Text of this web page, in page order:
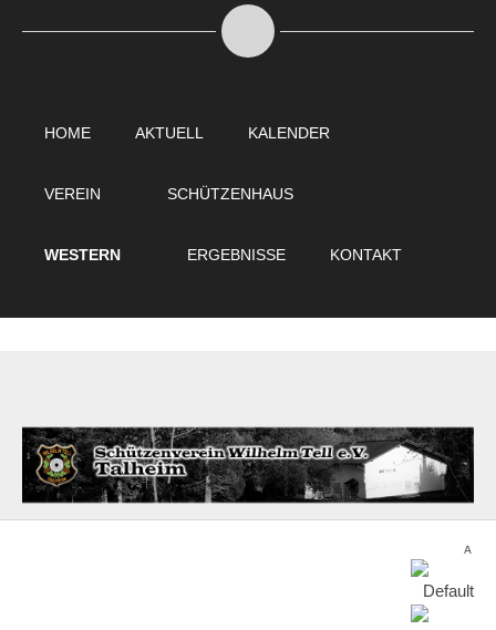
HOME AKTUELL KALENDER
VEREIN SCHÜTZENHAUS
WESTERN ERGEBNISSE KONTAKT